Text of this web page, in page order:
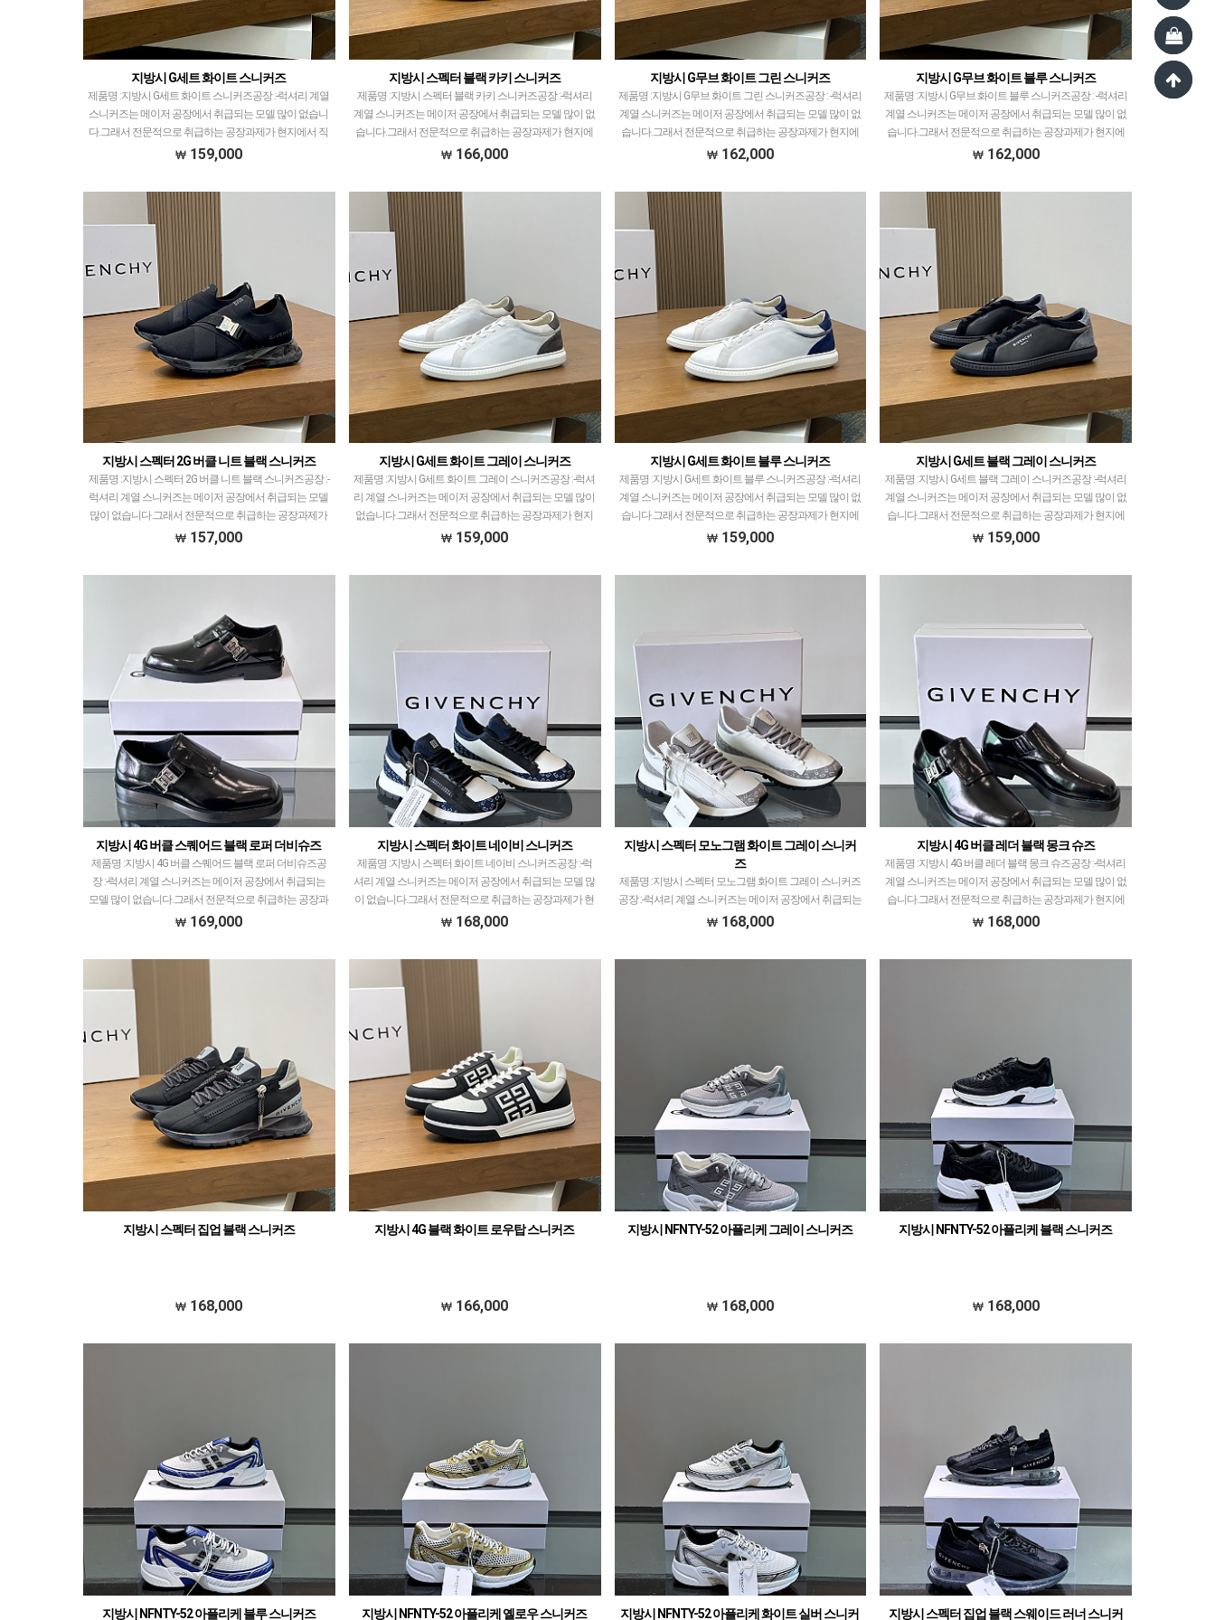
지방시 G세트 화이트 스니커즈
제품명 :지방시 G세트 화이트 스니커즈공장 :-​럭셔리 계열
스니커즈는 메이저 공장에서 취급되는 모델 많이 없습니
다.그래서 전문적으로 취급하는 공장과제가 현지에서 직
접 발품 팔으며 체크하고 선별한 공장만 선별했습니다…
159,000
지방시 스펙터 블랙 카키 스니커즈
제품명 :지방시 스펙터 블랙 카키 스니커즈공장 :-​럭셔리
계열 스니커즈는 메이저 공장에서 취급되는 모델 많이 없
습니다.그래서 전문적으로 취급하는 공장과제가 현지에
서 직접 발품 팔으며 체크하고 선별한 공장만 선별했습…
166,000
지방시 G무브 화이트 그린 스니커즈
제품명 :지방시 G무브 화이트 그린 스니커즈공장 : -​럭셔리
계열 스니커즈는 메이저 공장에서 취급되는 모델 많이 없
습니다.그래서 전문적으로 취급하는 공장과제가 현지에
서 직접 발품 팔으며 체크하고 선별한 공장만 선별…
162,000
지방시 G무브 화이트 블루 스니커즈
제품명 :지방시 G무브 화이트 블루 스니커즈공장 : -​럭셔리
계열 스니커즈는 메이저 공장에서 취급되는 모델 많이 없
습니다.그래서 전문적으로 취급하는 공장과제가 현지에
서 직접 발품 팔으며 체크하고 선별한 공장만 선별…
162,000
지방시 스펙터 2G 버클 니트 블랙 스니커즈
제품명 :지방시 스펙터 2G 버클 니트 블랙 스니커즈공장 :-​
럭셔리 계열 스니커즈는 메이저 공장에서 취급되는 모델
많이 없습니다.그래서 전문적으로 취급하는 공장과제가
현지에서 직접 발품 팔으며 체크하고 선별한 공장…
157,000
지방시 G세트 화이트 그레이 스니커즈
제품명 :지방시 G세트 화이트 그레이 스니커즈공장 :-​럭셔
리 계열 스니커즈는 메이저 공장에서 취급되는 모델 많이
없습니다.그래서 전문적으로 취급하는 공장과제가 현지
에서 직접 발품 팔으며 체크하고 선별한 공장만 선별…
159,000
지방시 G세트 화이트 블루 스니커즈
제품명 :지방시 G세트 화이트 블루 스니커즈공장 :-​럭셔리
계열 스니커즈는 메이저 공장에서 취급되는 모델 많이 없
습니다.그래서 전문적으로 취급하는 공장과제가 현지에
서 직접 발품 팔으며 체크하고 선별한 공장만 선별했…
159,000
지방시 G세트 블랙 그레이 스니커즈
제품명 :지방시 G세트 블랙 그레이 스니커즈공장 :-​럭셔리
계열 스니커즈는 메이저 공장에서 취급되는 모델 많이 없
습니다.그래서 전문적으로 취급하는 공장과제가 현지에
서 직접 발품 팔으며 체크하고 선별한 공장만 선별했…
159,000
지방시 4G 버클 스퀘어드 블랙 로퍼 더비슈즈
제품명 :지방시 4G 버클 스퀘어드 블랙 로퍼 더비슈즈공
장 :-​럭셔리 계열 스니커즈는 메이저 공장에서 취급되는
모델 많이 없습니다.그래서 전문적으로 취급하는 공장과
제가 현지에서 직접 발품 팔으며 체크하고 선별한 공…
169,000
지방시 스펙터 화이트 네이비 스니커즈
제품명 :지방시 스펙터 화이트 네이비 스니커즈공장 :-​럭
셔리 계열 스니커즈는 메이저 공장에서 취급되는 모델 많
이 없습니다.그래서 전문적으로 취급하는 공장과제가 현
지에서 직접 발품 팔으며 체크하고 선별한 공장만 선별…
168,000
지방시 스펙터 모노그램 화이트 그레이 스니커
즈
제품명 :지방시 스펙터 모노그램 화이트 그레이 스니커즈
공장 :-​럭셔리 계열 스니커즈는 메이저 공장에서 취급되는
모델 많이 없습니다.그래서 전문적으로 취급하는 공장과
168,000
지방시 4G 버클 레더 블랙 몽크 슈즈
제품명 :지방시 4G 버클 레더 블랙 몽크 슈즈공장 :-​럭셔리
계열 스니커즈는 메이저 공장에서 취급되는 모델 많이 없
습니다.그래서 전문적으로 취급하는 공장과제가 현지에
서 직접 발품 팔으며 체크하고 선별한 공장만 선…
168,000
지방시 스펙터 집업 블랙 스니커즈
168,000
지방시 4G 블랙 화이트 로우탑 스니커즈
166,000
지방시 NFNTY-52 아플리케 그레이 스니커즈
168,000
지방시 NFNTY-52 아플리케 블랙 스니커즈
168,000
지방시 NFNTY-52 아플리케 블루 스니커즈 지방시 NFNTY-52 아플리케 옐로우 스니커즈 지방시 NFNTY-52 아플리케 화이트 실버 스니커 지방시 스펙터 집업 블랙 스웨이드 러너 스니커